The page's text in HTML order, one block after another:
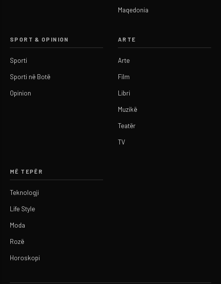
Maqedonia
SPORT & OPINION
Sporti
Sporti në Botë
Opinion
ARTE
Arte
Film
Libri
Muzikë
Teatër
TV
MË TEPËR
Teknologji
Life Style
Moda
Rozë
Horoskopi